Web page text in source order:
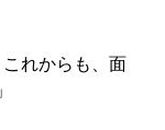
れからも、面